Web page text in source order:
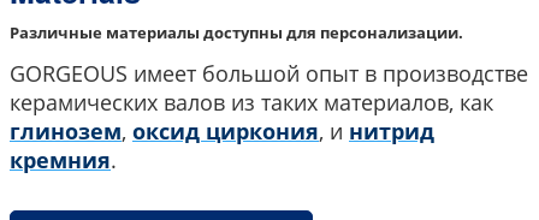
Различные материалы доступны для персонализации.
GORGEOUS имеет большой опыт в производстве
керамических валов из таких материалов, как
глинозем, оксид циркония, и нитрид
кремния.